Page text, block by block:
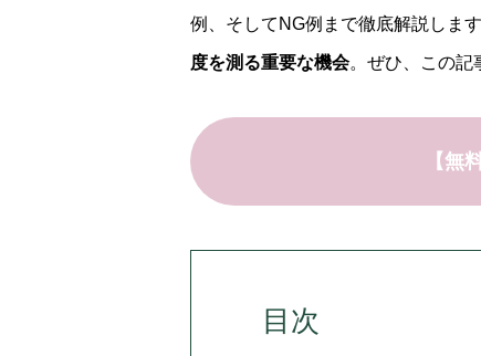
例、そしてNG例まで徹底解説します
度を測る重要な機会。ぜひ、この記
【無
目次